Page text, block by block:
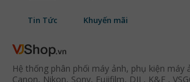
Tin Tức Khuyến mãi
Hệ thống phân phối máy ảnh, phụ kiện máy
Canon, Nikon, Sony, Fujifilm, DJI , K&F ,